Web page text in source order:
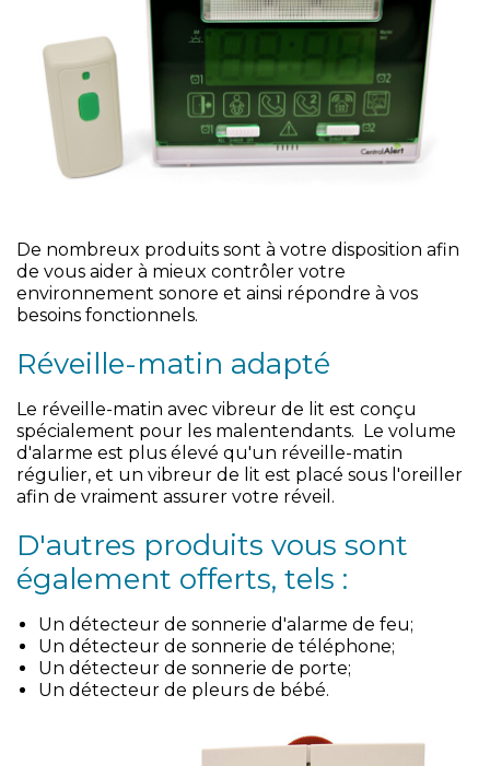
De nombreux produits sont à votre disposition afin
de vous aider à mieux contrôler votre
environnement sonore et ainsi répondre à vos
besoins fonctionnels.
Réveille-matin adapté
Le réveille-matin avec vibreur de lit est conçu
spécialement pour les malentendants. Le volume
d'alarme est plus élevé qu'un réveille-matin
régulier, et un vibreur de lit est placé sous l'oreiller
afin de vraiment assurer votre réveil.
D'autres produits vous sont
également offerts, tels :
Un détecteur de sonnerie d'alarme de feu;
Un détecteur de sonnerie de téléphone;
Un détecteur de sonnerie de porte;
Un détecteur de pleurs de bébé.